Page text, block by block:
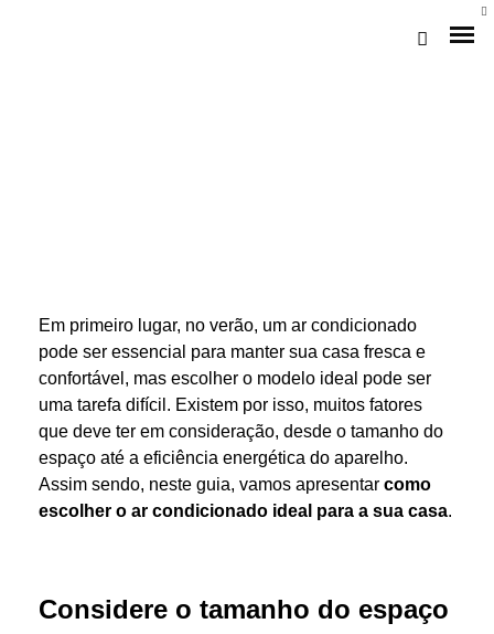
Loja Braga (Sede)
Loja Gaia
Assistência
Pós-venda
Em primeiro lugar, no verão, um ar condicionado
pode ser essencial para manter sua casa fresca e
confortável, mas escolher o modelo ideal pode ser
uma tarefa difícil. Existem por isso, muitos fatores
que deve ter em consideração, desde o tamanho do
espaço até a eficiência energética do aparelho.
Assim sendo, neste guia, vamos apresentar como
escolher o ar condicionado ideal para a sua casa.
Considere o tamanho do espaço